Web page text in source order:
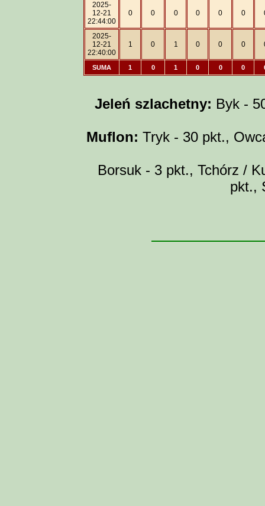
2025-
12-21
22:44:00
0 0 0 0 0 0
2025-
12-21
22:40:00
1 0 1 0 0 0
SUMA 1 0 1 0 0 0
Jeleń szlachetny: Byk -
Muflon: Tryk - 30 pkt.,
Borsuk - 3 pkt., Tchórz /
pkt.,